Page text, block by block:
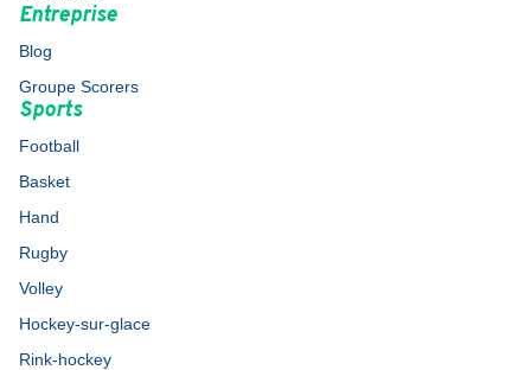
Entreprise
Blog
Groupe Scorers
Sports
Football
Basket
Hand
Rugby
Volley
Hockey-sur-glace
Rink-hockey